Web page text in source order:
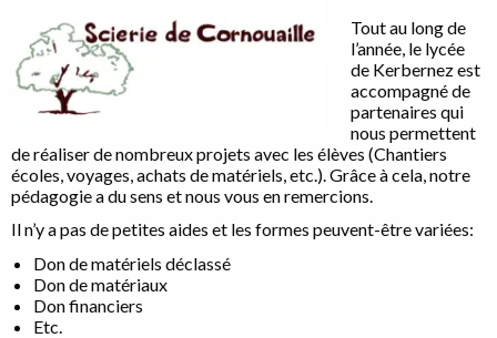
Tout au long de
l’année, le lycée
de Kerbernez est
accompagné de
partenaires qui
nous permettent
de réaliser de nombreux projets avec les élèves (Chantiers
écoles, voyages, achats de matériels, etc.). Grâce à cela, notre
pédagogie a du sens et nous vous en remercions.
Il n’y a pas de petites aides et les formes peuvent-être variées:
Don de matériels déclassé
Don de matériaux
Don financiers
Etc.